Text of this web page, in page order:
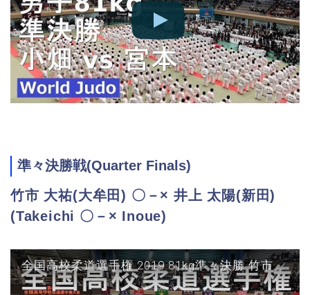
準々決勝戦(Quarter Finals)
竹市 大祐(大牟田) 〇－× 井上 太陽(新田)
(Takeichi 〇－× Inoue)
全国高校柔道選手権 2019 81kg準々決勝 竹市 vs 井上 JUDO